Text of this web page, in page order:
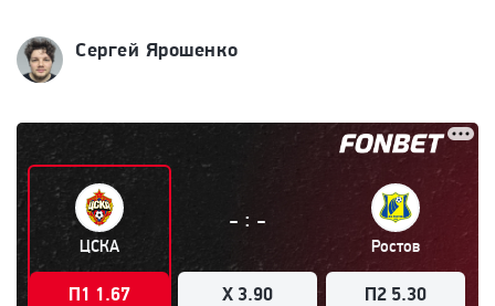
Сергей Ярошенко
ЦСКА
П1 1.67
- : -
X 3.90
Ростов
П2 5.30